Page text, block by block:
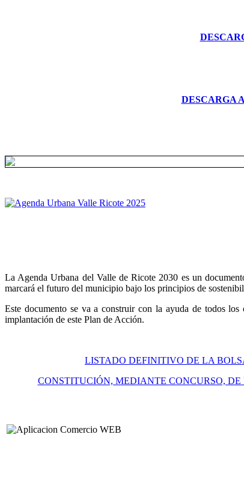
DESCARGA
La Agenda Urbana del Valle de Ricote 2030 es un
marcará el futuro del municipio bajo los principios de
Este documento se va a construir con la ayuda de todos
implantación de este Plan de Acción.
LISTADO DEFINITIVO DE LA
CONSTITUCIÓN, MEDIANTE CONCURSO,